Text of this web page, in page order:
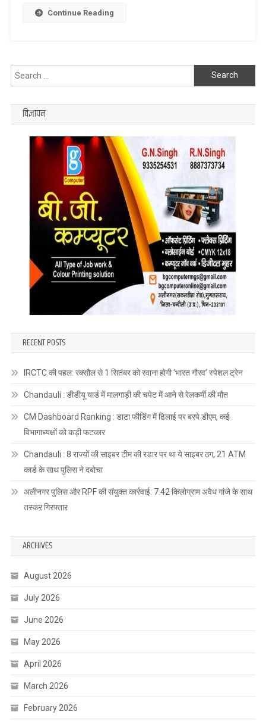
गृहमंत्री
Continue Reading
Search
for:
विज्ञापन
RECENT POSTS
IRCTC की पहल: रक्सौल से 1 सितंबर को रवाना होगी ‘भारत गौरव’ स्पेशल ट्रेन
Chandauli : डीडीयू यार्ड में मालगाड़ी की चपेट में आने से रेलकर्मी की मौत
CM Dashboard Ranking : डाटा फीडिंग में ढिलाई पर बरपे डीएम, कई
विभागाध्यक्षों को कड़ी फटकार
Chandauli : 8 राज्यों की साइबर टीम की रडार पर था ये साइबर ठग, 21 ATM
कार्ड के साथ पुलिस ने दबोचा
अलीनगर पुलिस और RPF की संयुक्त कार्रवाई: 7.42 किलोग्राम अवैध गांजे के साथ
तस्कर गिरफ्तार
ARCHIVES
August 2026
July 2026
June 2026
May 2026
April 2026
March 2026
February 2026